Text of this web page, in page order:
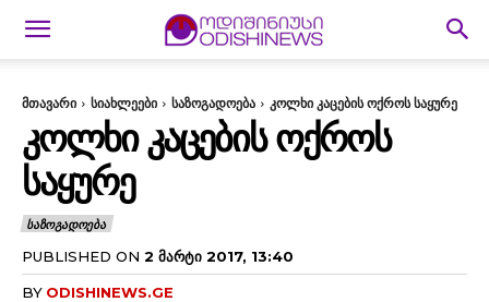
მთავარი სიახლეები საზოგადოება კოლხი კაცების ოქროს საყურე
ᲙᲝᲚᲮᲘ ᲙᲐᲪᲔᲑᲘᲡ ᲝᲥᲠᲝᲡ
ᲡᲐᲧᲣᲠᲔ
ᲡᲐᲖᲝᲒᲐᲓᲝᲔᲑᲐ
PUBLISHED ON 2 ᲛᲐᲠᲢᲘ 2017, 13:40
BY ODISHINEWS.GE